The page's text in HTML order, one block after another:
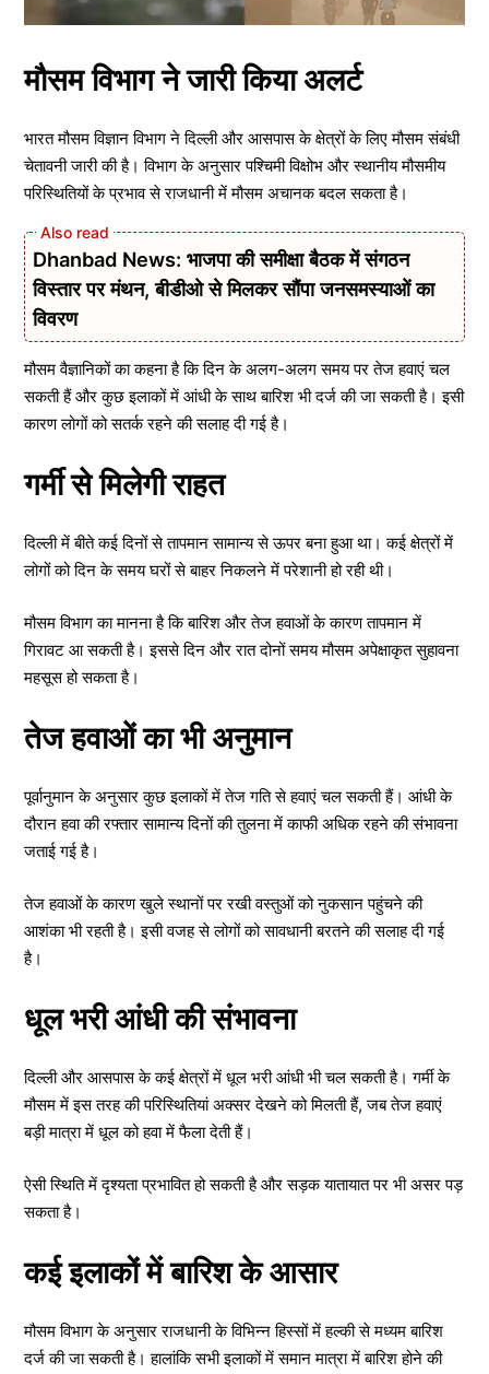
मौसम विभाग ने जारी किया अलर्ट
भारत मौसम विज्ञान विभाग ने दिल्ली और आसपास के क्षेत्रों के लिए मौसम संबंधी
चेतावनी जारी की है। विभाग के अनुसार पश्चिमी विक्षोभ और स्थानीय मौसमीय
परिस्थितियों के प्रभाव से राजधानी में मौसम अचानक बदल सकता है।
Dhanbad News: भाजपा की समीक्षा बैठक में संगठन
विस्तार पर मंथन, बीडीओ से मिलकर सौंपा जनसमस्याओं का
विवरण
मौसम वैज्ञानिकों का कहना है कि दिन के अलग-अलग समय पर तेज हवाएं चल
सकती हैं और कुछ इलाकों में आंधी के साथ बारिश भी दर्ज की जा सकती है। इसी
कारण लोगों को सतर्क रहने की सलाह दी गई है।
गर्मी से मिलेगी राहत
दिल्ली में बीते कई दिनों से तापमान सामान्य से ऊपर बना हुआ था। कई क्षेत्रों में
लोगों को दिन के समय घरों से बाहर निकलने में परेशानी हो रही थी।
मौसम विभाग का मानना है कि बारिश और तेज हवाओं के कारण तापमान में
गिरावट आ सकती है। इससे दिन और रात दोनों समय मौसम अपेक्षाकृत सुहावना
महसूस हो सकता है।
तेज हवाओं का भी अनुमान
पूर्वानुमान के अनुसार कुछ इलाकों में तेज गति से हवाएं चल सकती हैं। आंधी के
दौरान हवा की रफ्तार सामान्य दिनों की तुलना में काफी अधिक रहने की संभावना
जताई गई है।
तेज हवाओं के कारण खुले स्थानों पर रखी वस्तुओं को नुकसान पहुंचने की
आशंका भी रहती है। इसी वजह से लोगों को सावधानी बरतने की सलाह दी गई
है।
धूल भरी आंधी की संभावना
दिल्ली और आसपास के कई क्षेत्रों में धूल भरी आंधी भी चल सकती है। गर्मी के
मौसम में इस तरह की परिस्थितियां अक्सर देखने को मिलती हैं, जब तेज हवाएं
बड़ी मात्रा में धूल को हवा में फैला देती हैं।
ऐसी स्थिति में दृश्यता प्रभावित हो सकती है और सड़क यातायात पर भी असर पड़
सकता है।
कई इलाकों में बारिश के आसार
मौसम विभाग के अनुसार राजधानी के विभिन्न हिस्सों में हल्की से मध्यम बारिश
दर्ज की जा सकती है। हालांकि सभी इलाकों में समान मात्रा में बारिश होने की